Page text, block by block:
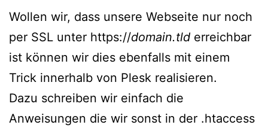
Wollen wir, dass unsere Webseite nur noch
per SSL unter https://domain.tld erreichbar
ist können wir dies ebenfalls mit einem
Trick innerhalb von Plesk realisieren.
Dazu schreiben wir einfach die
Anweisungen die wir sonst in der .htaccess